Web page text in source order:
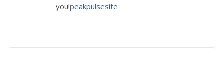
you!peakpulsesite